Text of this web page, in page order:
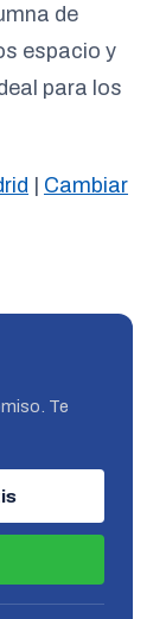
de
espacio y
para los
Cambiar
Te